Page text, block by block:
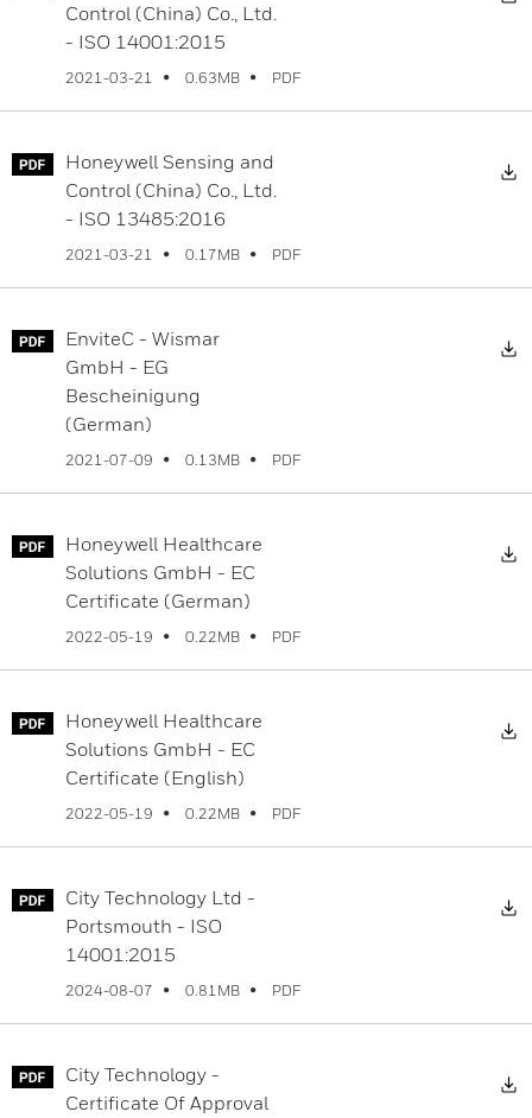
Control (China) Co., Ltd.
- ISO 14001:2015
2021-03-21 0.63MB PDF
Honeywell Sensing and
Control (China) Co., Ltd.
- ISO 13485:2016
2021-03-21 0.17MB PDF
EnviteC - Wismar
GmbH - EG
Bescheinigung
(German)
2021-07-09 0.13MB PDF
Honeywell Healthcare
Solutions GmbH - EC
Certificate (German)
2022-05-19 0.22MB PDF
Honeywell Healthcare
Solutions GmbH - EC
Certificate (English)
2022-05-19 0.22MB PDF
City Technology Ltd -
Portsmouth - ISO
14001:2015
2024-08-07 0.81MB PDF
City Technology -
Certificate Of Approval